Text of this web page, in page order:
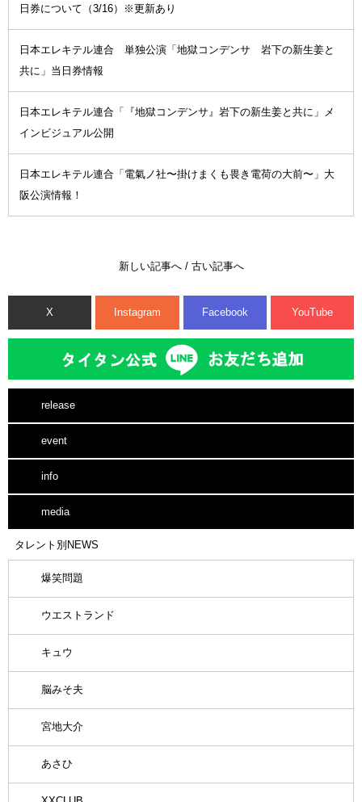
日券について（3/16）※更新あり
日本エレキテル連合 単独公演「地獄コンデンサ 岩下の新生姜と
共に」当日券情報
日本エレキテル連合「『地獄コンデンサ』岩下の新生姜と共に」メ
インビジュアル公開
日本エレキテル連合「電氣ノ社〜掛けまくも畏き電荷の大前〜」大
阪公演情報！
新しい記事へ/ 古い記事へ
X Instagram Facebook YouTube
release
event
info
media
タレント別NEWS
爆笑問題
ウエストランド
キュウ
脳みそ夫
宮地大介
あさひ